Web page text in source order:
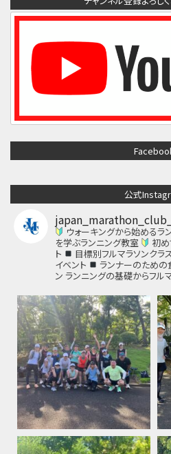
公式
japan_marathon_club_
ウォーキングから始める
を学ぶランニング教室
初
ト
目標別フルマラソンクラ
イベント
ランナーのため
ン ランニングの基礎からフル